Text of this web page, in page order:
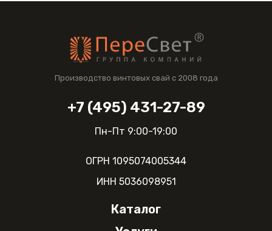
Производство винтовых свай с 2008 года
+7 (495) 431-27-89
Пн-Пт 9:00-19:00
ОГРН 1095074005344
ИНН 5036098951
Каталог